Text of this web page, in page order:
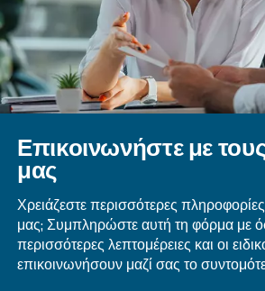
Ερωτήσεις και
Γιατί Είναι
Στους Κοχλιοφόρους
Ποια Είναι Τα Βασικά
Περιστροφικού